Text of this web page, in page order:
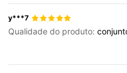
y***7
Qualidade do produto: